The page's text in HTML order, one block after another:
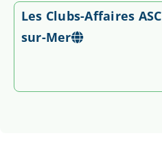
Les Clubs-Affaires
sur-Mer